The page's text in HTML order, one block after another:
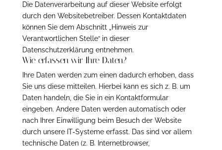
Die Datenverarbeitung auf dieser Website erfolgt
durch den Websitebetreiber. Dessen Kontaktdaten
können Sie dem Abschnitt „Hinweis zur
Verantwortlichen Stelle“ in dieser
Datenschutzerklärung entnehmen.
Wie erfassen wir Ihre Daten?
Ihre Daten werden zum einen dadurch erhoben, dass
Sie uns diese mitteilen. Hierbei kann es sich z. B. um
Daten handeln, die Sie in ein Kontaktformular
eingeben. Andere Daten werden automatisch oder
nach Ihrer Einwilligung beim Besuch der Website
durch unsere IT-Systeme erfasst. Das sind vor allem
technische Daten (z. B. Internetbrowser,